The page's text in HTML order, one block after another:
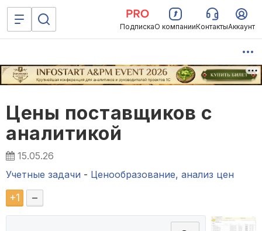
ПодпискаО компанииКонтактыАккаунт
Цены поставщиков c
аналитикой
15.05.26
Учетные задачи - Ценообразование, анализ цен
+1 –